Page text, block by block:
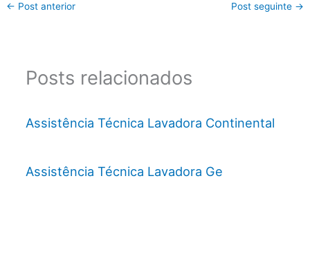
← Post anterior Post seguinte →
Posts relacionados
Assistência Técnica Lavadora Continental
Assistência Técnica Lavadora Ge